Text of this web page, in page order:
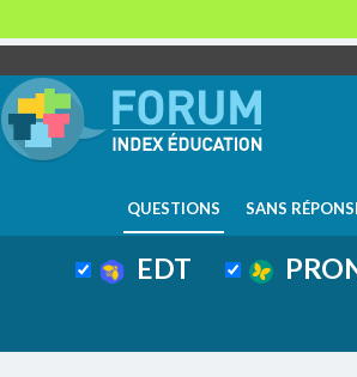
QUESTIONS SANS
EDT